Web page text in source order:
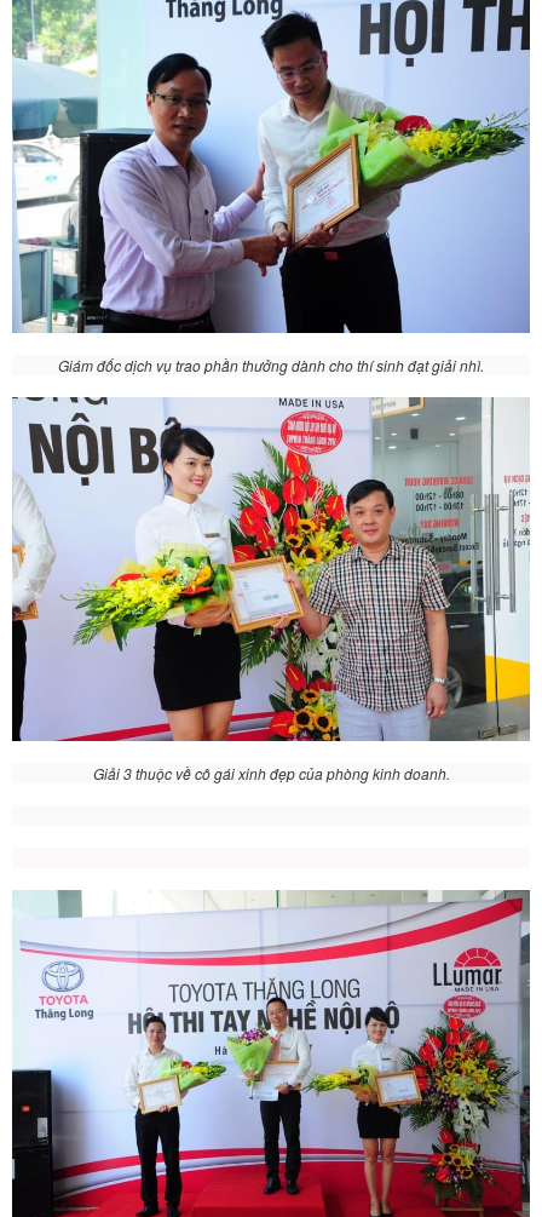
Giám đốc dịch vụ trao phần thưởng dành cho thí sinh đạt giải nhì.
Giải 3 thuộc về cô gái xinh đẹp của phòng kinh doanh.